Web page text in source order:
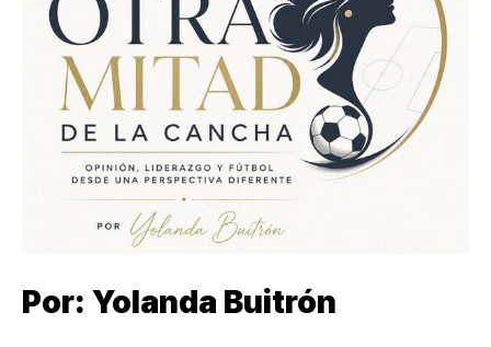
Por: Yolanda Buitrón